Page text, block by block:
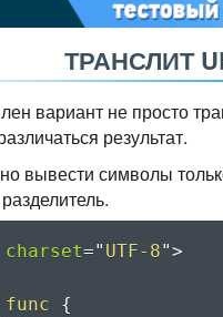
ТРАНСЛИТ
вариант не просто
результат.
вывести символы
charset=" UTF-8">
func
{